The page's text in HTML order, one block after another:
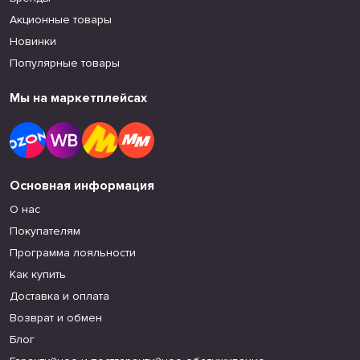
Акционные товары
Новинки
Популярные товары
Мы на маркетплейсах
Основная информация
О нас
Покупателям
Программа лояльности
Как купить
Доставка и оплата
Возврат и обмен
Блог